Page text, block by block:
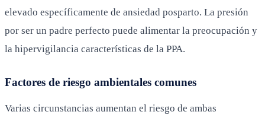
elevado específicamente de ansiedad posparto. La presión
por ser un padre perfecto puede alimentar la preocupación y
la hipervigilancia características de la PPA.
Factores de riesgo ambientales comunes
Varias circunstancias aumentan el riesgo de ambas